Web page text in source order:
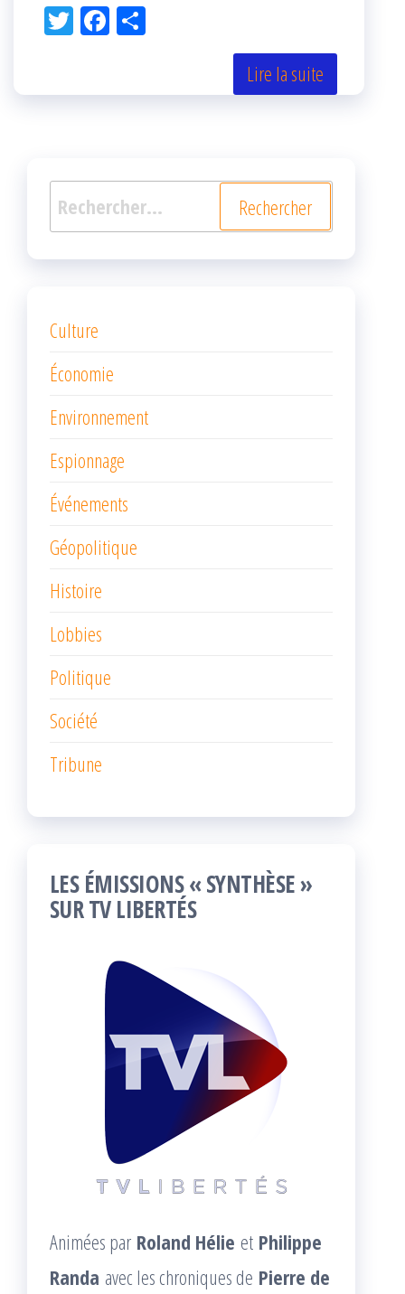
Tw Fac
k r
Lire la suite
Rechercher :
Culture
Économie
Environnement
Espionnage
Événements
Géopolitique
Histoire
Lobbies
Politique
Société
Tribune
LES ÉMISSIONS « SYNTHÈSE »
SUR TV LIBERTÉS
Animées par Roland Hélie et Philippe
Randa avec les chroniques de Pierre de